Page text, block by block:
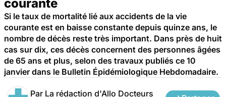
courante
Si le taux de mortalité lié aux accidents de la vie
courante est en baisse constante depuis quinze ans, le
nombre de décès reste très important. Dans près de huit
cas sur dix, ces décès concernent des personnes âgées
de 65 ans et plus, selon des travaux publiés ce 10
janvier dans le Bulletin Épidémiologique Hebdomadaire.
Par La rédaction d'Allo Docteurs